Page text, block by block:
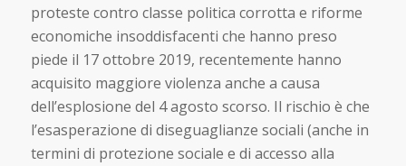
proteste contro classe politica corrotta e riforme
economiche insoddisfacenti che hanno preso
piede il 17 ottobre 2019, recentemente hanno
acquisito maggiore violenza anche a causa
dell’esplosione del 4 agosto scorso. Il rischio è che
l’esasperazione di diseguaglianze sociali (anche in
termini di protezione sociale e di accesso alla